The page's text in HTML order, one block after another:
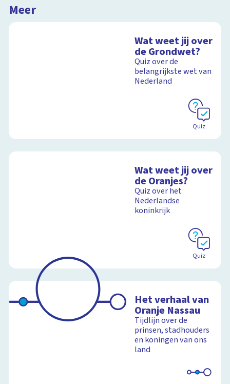
Meer
Wat weet jij over
de Grondwet?
Quiz over de
belangrijkste wet van
Nederland
Quiz
Wat weet jij over
de Oranjes?
Quiz over het
Nederlandse
koninkrijk
Quiz
Het verhaal van
Oranje Nassau
Tijdlijn over de
prinsen, stadhouders
en koningen van ons
land